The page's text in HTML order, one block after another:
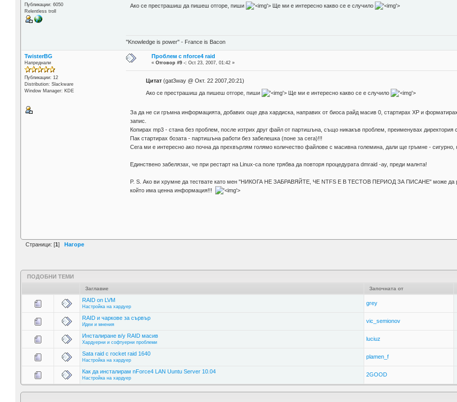
Публикации: 6050
Relentless troll
Ако се престрашиш да пишеш отгоре, пиши '> Ще ми е интересно какво се е случило '>
"Knowledge is power" - France is Bacon
TwisterBG
Напреднали
Публикации: 12
Distribution: Slackware
Window Manager: KDE
Проблем с nforce4 raid
«Отговор #9 -: Oct 23, 2007, 01:42 »
Цитат(gat3way @ Окт. 22 2007,20:21)
Ако се престрашиш да пишеш отгоре, пиши
'>Ще ми е интересно какво се е случило '>
За да не си гръмна информацията, добавих още два хардиска, направих от биоса райд масив 0, стартирах XP и
запис.
Копирах mp3 - стана без проблем, после изтрих друг файл от партишъна, също никакъв проблем, преименувах директория
Пак стартирах бозата - партишъна работи без забелешка (поне за сега)!!!
Сега ми е интересно ако почна да прехвърлям голямо количество файлове с масивна големина, дали ще гръмне - сигурно,
Единствено забелязах, че при рестарт на Linux-са поле трябва да повторя процедурата dmraid -ay, преди малнта!
P. S. Ако ви хрумне да тествате като мен "НИКОГА НЕ ЗАБРАВЯЙТЕ, ЧЕ NTFS Е В ТЕСТОВ ПЕРИОД ЗА ПИСАНЕ" може да
който има ценна информация!!!
'>
Страници: [1] Нагоре
ПОДОБНИ ТЕМИ
Заглавие Започната от
RAID on LVM
Настройка на хардуер
grey
RAID и чаркове за сървър
Идеи и мнения
vic_semionov
Инсталиране в/у RAID масив
Хардуерни и софтуерни проблеми
luciuz
Sata raid с rocket raid 1640
Настройка на хардуер
plamen_f
Как да инсталирам nForce4 LAN Uuntu Server 10.04
Настройка на хардуер
2GOOD